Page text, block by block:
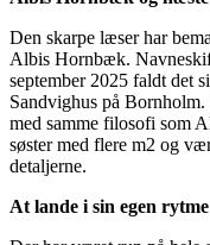
Den skarpe læser har
Albis Hornbæk.
september 2025 faldt det
Sandvighus på Bornholm.
med samme filosofi som
søster med flere m2 og
detaljerne.
At lande i sin egen rytme